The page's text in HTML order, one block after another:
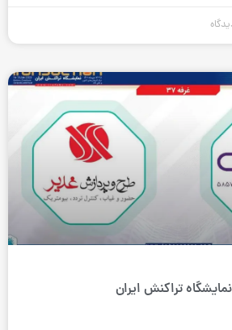
تراکنش ایران